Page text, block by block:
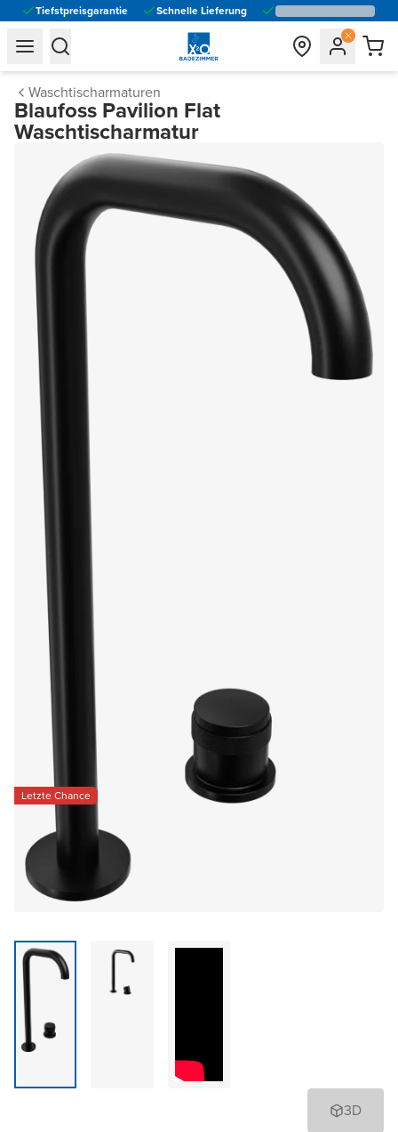
Tiefstpreisgarantie Schnelle Lieferung
general.navigation.toggle_menu.label
general.navigation.toggle_menu.label
Waschtischarmaturen
Blaufoss Pavilion Flat
Waschtischarmatur
Letzte Chance
3D